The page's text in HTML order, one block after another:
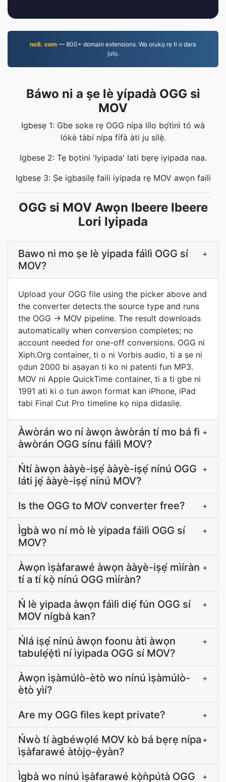
ns6. com — 800+ domain extensions. Wa orukọ rẹ ti o dara
julọ.
Báwo ni a ṣe lè yípadà OGG si
MOV
Igbesẹ 1: Gbe soke rẹ OGG nípa lílo bọ́tìnì tó wà
lókè tàbí nípa fífà àti ju sílẹ̀.
Igbese 2: Tẹ bọtini 'Iyipada' lati bẹrẹ iyipada naa.
Igbesẹ 3: Ṣe igbasilẹ faili iyipada rẹ MOV awọn faili
OGG si MOV Awọn Ibeere Ibeere
Lori Iyipada
Bawo ni mo ṣe lè yipada fáìlì OGG sí
MOV?
+
Upload your OGG file using the picker above and
the converter detects the source type and runs
the OGG → MOV pipeline. The result downloads
automatically when conversion completes; no
account needed for one-off conversions. OGG ni
Xiph.Org container, ti o ni Vorbis audio, ti a ṣe ni
ọdun 2000 bi aṣayan ti ko ni patenti fun MP3.
MOV ni Apple QuickTime container, ti a ti gbe ni
1991 ati ki o tun awọn format kan iPhone, iPad
tabi Final Cut Pro timeline kọ nipa didasilẹ.
Àwòrán wo ní àwọn àwòrán tí mo bá fi
àwòrán OGG sínu fáìlì MOV?
+
Ńtí àwọn ààyè-iṣẹ́ ààyè-iṣẹ́ nínú OGG
láti jẹ́ ààyè-iṣẹ́ nínú MOV?
+
Is the OGG to MOV converter free? +
Ìgbà wo ní mò lè yipada fáìlì OGG sí
MOV?
+
Àwọn ìṣàfarawé àwọn ààyè-iṣẹ́ mìíràn
tí a tí kọ̀ nínú OGG mìíràn?
+
Ń lè yipada àwọn fáìlì diẹ́ fún OGG sí
MOV nígbà kan?
+
Ńlá iṣẹ́ nínú àwọn foonu àti àwọn
tabulẹ́ẹ̀tì ní ìyipada OGG sí MOV?
+
Àwọn ìṣàmúlò-ètò wo nínú ìṣàmúlò-
ètò yìí?
+
Are my OGG files kept private? +
Ńwò tí àgbéwọlé MOV kò bá bẹrẹ nípa
ìṣàfarawé àtòjọ-ẹ̀yàn?
+
Ìgbà wo nínú ìṣàfarawé kọ̀ǹpútà OGG +